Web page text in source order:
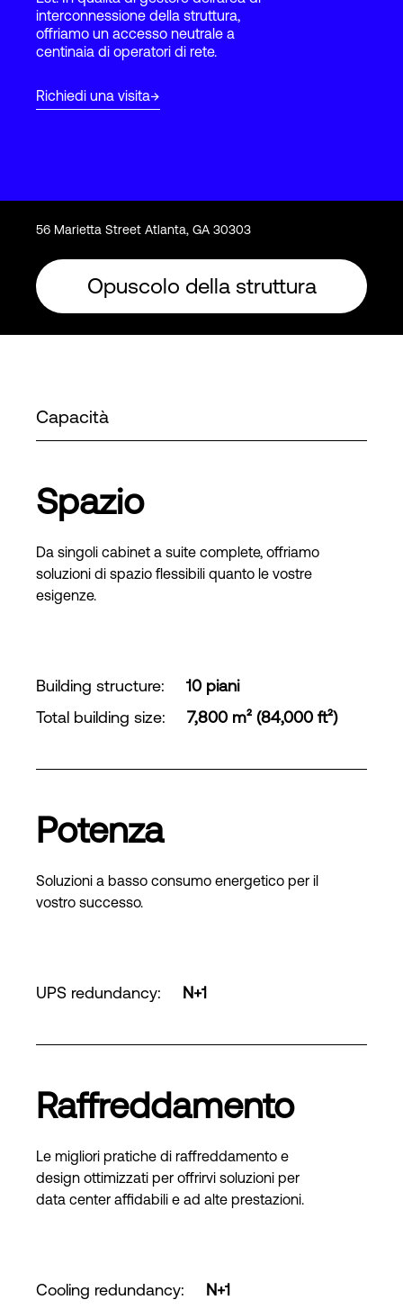
Accesso
interconnessione della struttura,
offriamo un accesso neutrale a
centinaia di operatori di rete.
Richiedi una visita
56 Marietta Street Atlanta, GA 30303
Opuscolo della struttura
Capacità
Spazio
Da singoli cabinet a suite complete, offriamo
soluzioni di spazio flessibili quanto le vostre
esigenze.
Building structure:
10 piani
Total building size: 7,800 m² (84,000 ft²)
Potenza
Soluzioni a basso consumo energetico per il
vostro successo.
UPS redundancy: N+1
Raffreddamento
Le migliori pratiche di raffreddamento e
design ottimizzati per offrirvi soluzioni per
data center affidabili e ad alte prestazioni.
Cooling redundancy: N+1